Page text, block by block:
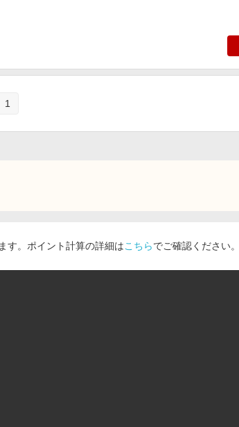
1
す。ポイント計算の詳細はこちらでご確認ください。